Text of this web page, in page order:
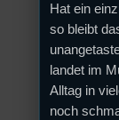
Hat ein
so bleibt
landet im
Alltag in
noch